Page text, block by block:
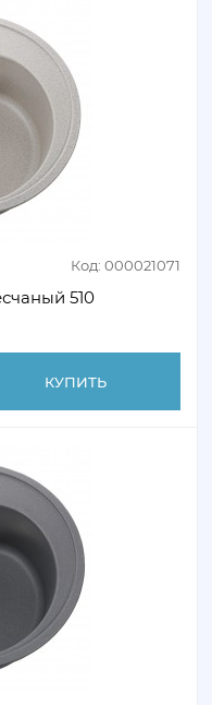
Код: 000021071
510
КУПИТЬ